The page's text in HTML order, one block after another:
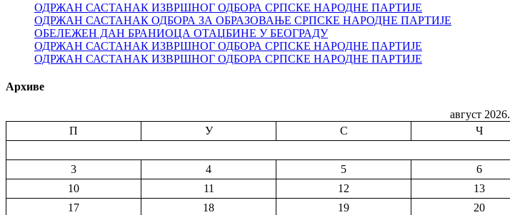
ОДРЖАН САСТАНАК ИЗВРШНОГ ОДБОРА СРПСКЕ НАРОДНЕ ПАРТИЈЕ
ОДРЖАН САСТАНАК ОДБОРА ЗА ОБРАЗОВАЊЕ СРПСКЕ НАРОДНЕ ПАРТИЈЕ
ОБЕЛЕЖЕН ДАН БРАНИОЦА ОТАЏБИНЕ У БЕОГРАДУ
ОДРЖАН САСТАНАК ИЗВРШНОГ ОДБОРА СРПСКЕ НАРОДНЕ ПАРТИЈЕ
ОДРЖАН САСТАНАК ИЗВРШНОГ ОДБОРА СРПСКЕ НАРОДНЕ ПАРТИЈЕ
Архиве
август 2026.
П
У С Ч
3
4 5 6
10
11 12 13
17
18 19 20